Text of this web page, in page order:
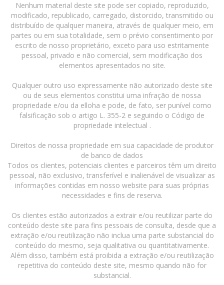
Nenhum material deste site pode ser copiado, reproduzido,
modificado, republicado, carregado, distorcido, transmitido ou
distribuído de qualquer maneira, através de qualquer meio, em
partes ou em sua totalidade, sem o prévio consentimento por
escrito de nosso proprietário, exceto para uso estritamente
pessoal, privado e não comercial, sem modificação dos
elementos apresentados no site.
Qualquer outro uso expressamente não autorizado deste site
ou de seus elementos constitui uma infração de nossa
propriedade e/ou da elloha e pode, de fato, ser punível como
falsificação sob o artigo L. 355-2 e seguindo o Código de
propriedade intelectual .
Direitos de nossa propriedade em sua capacidade de produtor
de banco de dados
Todos os clientes, potenciais clientes e parceiros têm um direito
pessoal, não exclusivo, transferível e inalienável de visualizar as
informações contidas em nosso website para suas próprias
necessidades e fins de reserva.
Os clientes estão autorizados a extrair e/ou reutilizar parte do
conteúdo deste site para fins pessoais de consulta, desde que a
extração e/ou reutilização não inclua uma parte substancial do
conteúdo do mesmo, seja qualitativa ou quantitativamente.
Além disso, também está proibida a extração e/ou reutilização
repetitiva do conteúdo deste site, mesmo quando não for
substancial.